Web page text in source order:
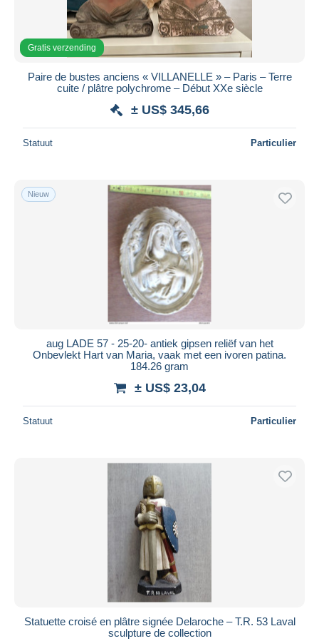
Alle looptijden
Eindigt binnen
Prijs
Gratis levering
Bankoverschrijving
Mastercard
Maestro
Woonplaats van de verkoper
Wereldwijd
Toepassen
Gratis verzending
Paire de bustes anciens « VILLANELLE » – Paris – Terre
cuite / plâtre polychrome – Début XXe siècle
± US$ 345,66
Statuut Particulier
Nieuw
aug LADE 57 - 25-20- antiek gipsen reliëf van het
Onbevlekt Hart van Maria, vaak met een ivoren patina.
184.26 gram
± US$ 23,04
Statuut Particulier
Statuette croisé en plâtre signée Delaroche – T.R. 53 Laval
sculpture de collection